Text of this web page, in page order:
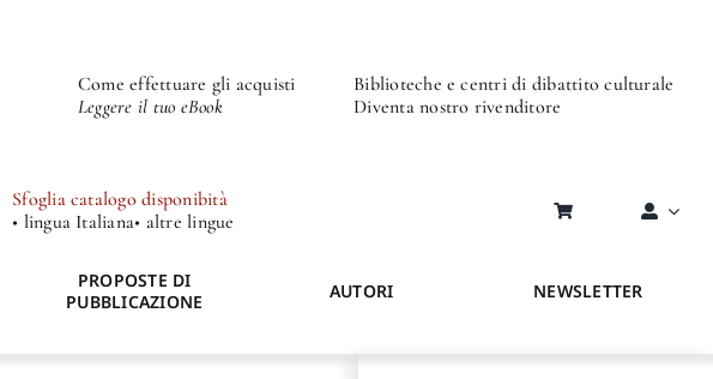
Come effettuare gli acquisti
Leggere il tuo eBook
Biblioteche e centri di dibattito culturale
Diventa nostro rivenditore
Sfoglia catalogo disponibità
• lingua Italiana• altre lingue
PROPOSTE DI
PUBBLICAZIONE
AUTORI NEWSLETTER